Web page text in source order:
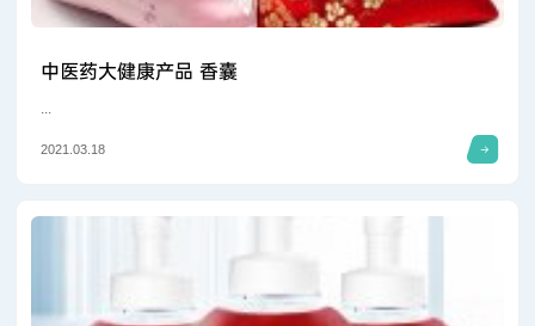
中医药大健康产品 香囊
2021.03.18